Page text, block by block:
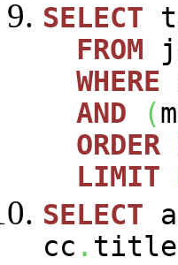
SELECT
FROM
WHERE
AND
(
ORDER
LIMIT
SELECT a
cc . title